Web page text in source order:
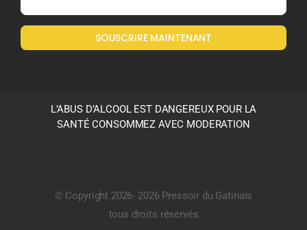
Politique en matière de remboursements et de retours
SOUSCRIRE MAINTENANT
L’ABUS D’ALCOOL EST DANGEREUX POUR LA
SANTÉ CONSOMMEZ AVEC MODERATION
© Copyright 2026- 2026 Pressoir du Gatinais
tous droits réservés